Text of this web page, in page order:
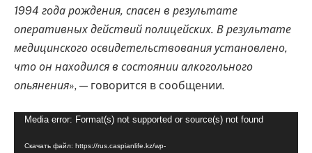
1994 года рождения, спасен в результате
оперативных действий полицейских. В результате
медицинского освидетельствования установлено,
что он находился в состоянии алкогольного
опьянения», — говорится в сообщении.
Видеоплеер
Media error: Format(s) not supported or source(s) not found
Скачать файл: https://rus.caspianlife.kz/wp-